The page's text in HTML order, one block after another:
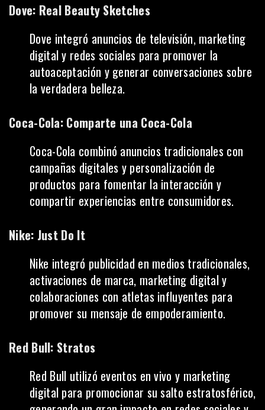
Dove: Real Beauty Sketches
Dove integró anuncios de televisión, marketing
digital y redes sociales para promover la
autoaceptación y generar conversaciones sobre
la verdadera belleza.
Coca-Cola: Comparte una Coca-Cola
Coca-Cola combinó anuncios tradicionales con
campañas digitales y personalización de
productos para fomentar la interacción y
compartir experiencias entre consumidores.
Nike: Just Do It
Nike integró publicidad en medios tradicionales,
activaciones de marca, marketing digital y
colaboraciones con atletas influyentes para
promover su mensaje de empoderamiento.
Red Bull: Stratos
Red Bull utilizó eventos en vivo y marketing
digital para promocionar su salto estratosférico,